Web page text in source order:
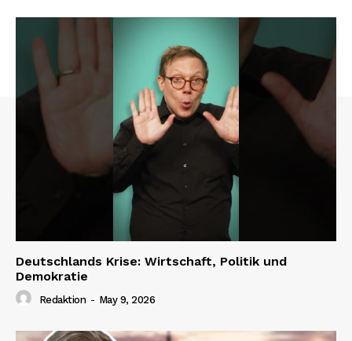
Deutschlands Krise: Wirtschaft, Politik und
Demokratie
Redaktion - May 9, 2026